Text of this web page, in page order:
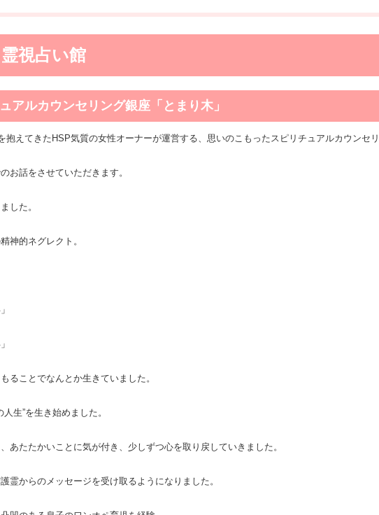
視占い館
アルカウンセリング銀座「とまり木」
抱えてきたHSP気質の女性オーナーが運営する、思いのこもったスピリチュアルカウンセリ
お話をさせていただきます。
した。
神的ネグレクト。
ることでなんとか生きていました。
生”を生き始めました。
あたたかいことに気が付き、少しずつ心を取り戻していきました。
からのメッセージを受け取るようになりました。